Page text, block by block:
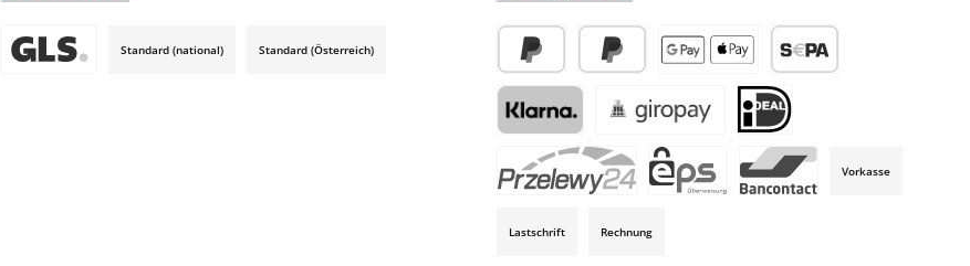
Standard (national) Standard (Österreich)
PayPal Später BezahlenApple Pay / Google Pay (via Stripe)
SEPA-Lastschrift (via
Klarna (via Stripe)Giropay (via Stripe) iDeal (via Stripe)
Vorkasse
Lastschrift Rechnung